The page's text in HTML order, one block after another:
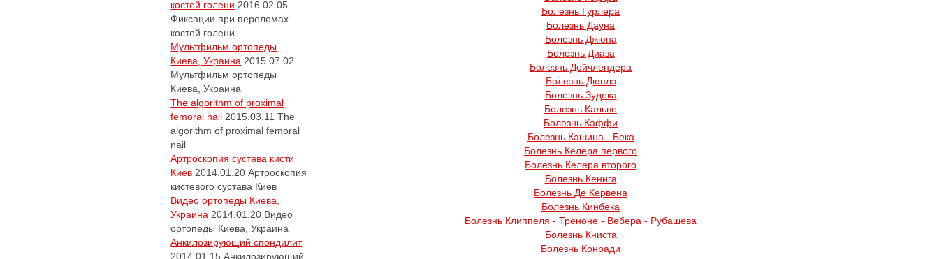
костей голени 2016.02.05
Фиксации при переломах
костей голени
Мультфильм ортопеды
Киева, Украина 2015.07.02
Мультфильм ортопеды
Киева, Украина
The algorithm of proximal
femoral nail 2015.03.11 The
algorithm of proximal femoral
nail
Артроскопия сустава кисти
Киев 2014.01.20 Артроскопия
кистевого сустава Киев
Видео ортопеды Киева,
Украина 2014.01.20 Видео
ортопеды Киева, Украина
Анкилозирующий спондилит
2014.01.15 Анкилозирующий
Болезнь Гурлера
Болезнь Дауна
Болезнь Джюна
Болезнь Диаза
Болезнь Дойчлендера
Болезнь Дюплэ
Болезнь Зудека
Болезнь Кальве
Болезнь Каффи
Болезнь Кашина - Бека
Болезнь Келера первого
Болезнь Келера второго
Болезнь Кенига
Болезнь Де Кервена
Болезнь Кинбека
Болезнь Клиппеля - Треноне - Вебера - Рубашева
Болезнь Книста
Болезнь Конради